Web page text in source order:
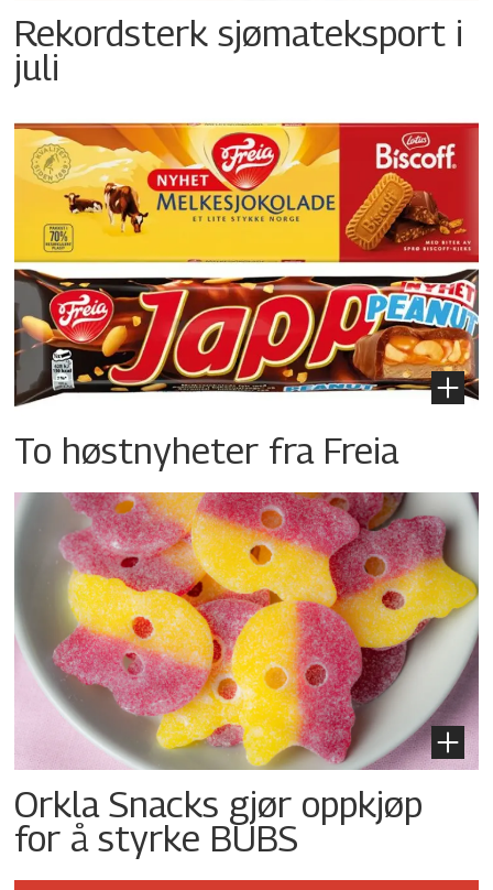
Rekordsterk sjømateksport i
juli
To høstnyheter fra Freia
Orkla Snacks gjør oppkjøp
for å styrke BUBS